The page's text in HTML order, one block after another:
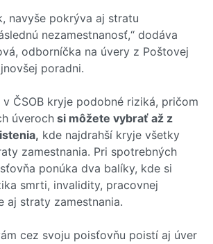
navyše pokrýva aj stratu
nezamestnanosť,“ dodáva
odborníčka na úvery z Poštovej
poradni.
ČSOB kryje podobné riziká, pričom
úveroch si môžete vybrať až z
kde najdrahší kryje všetky
zamestnania. Pri spotrebných
ponúka dva balíky, kde si
smrti, invalidity, pracovnej
aj straty zamestnania.
cez svoju poisťovňu poistí aj úver